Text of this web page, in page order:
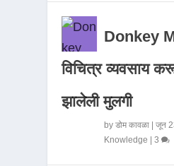
Donkey
विचित्र व्यवसाय
झालेली मुलगी
byडोम कावळा |जून
Knowledge |3